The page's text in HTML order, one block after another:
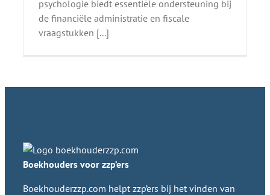
psychologie biedt essentiële ondersteuning bij
de financiële administratie en fiscale
vraagstukken [...]
Boekhouders voor zzp’ers
Boekhouderzzp.com helpt zzp’ers bij het vinden van